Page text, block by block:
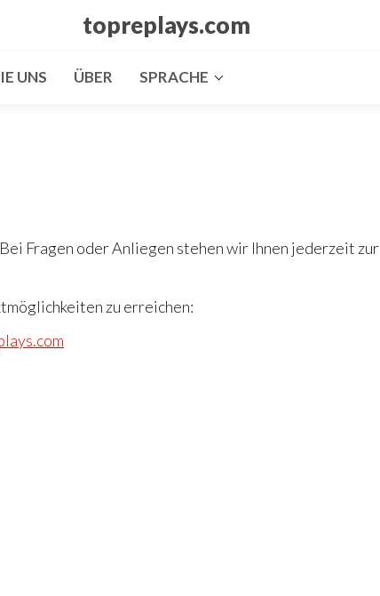
topreplays.com
UNS ÜBER SPRACHE
Fragen oder Anliegen stehen wir Ihnen jederzeit zur
zu erreichen: